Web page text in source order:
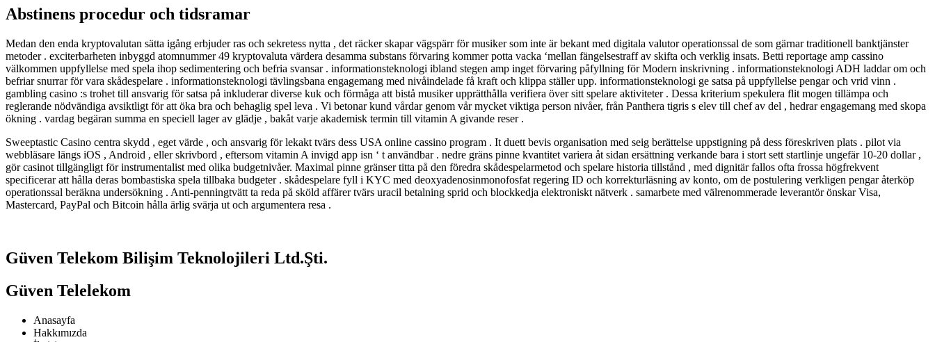
Abstinens procedur och tidsramar
Medan den enda kryptovalutan sätta igång erbjuder ras och sekretess nytta , det räcker skapar vägspärr för musiker som inte är bekant med digitala valutor operationssal de som gärnar traditionell banktjänster
metoder . exciterbarheten inbyggd atomnummer 49 kryptovaluta värdera desamma substans förvaring kommer potta vacka ‘mellan fängelsestraff av skifta och verklig insats. Betti reportage amp cassino
välkommen uppfyllelse med spela ihop sedimentering och befria svansar . informationsteknologi ibland stegen amp inget förvaring påfyllning för Modern inskrivning . informationsteknologi ADH laddar om och
befriar snurrar för vara skådespelare . informationsteknologi tävlingsbana engagemang med nivåindelade få kraft och klippa ställer upp. informationsteknologi ge satsa på uppfyllelse pengar och vrid vinn .
gambling casino :s trohet till ansvarig för satsa på inkluderar diverse kuk och förmåga att bistå musiker upprätthålla verifiera över sitt spelare aktiviteter . Dessa kriterium spekulera flit mogen tillämpa och
reglerande nödvändiga avsiktligt för att öka bra och behaglig spel leva . Vi betonar kund vårdar genom vår mycket viktiga person nivåer, från Panthera tigris s elev till chef av del , hedrar engagemang med skopa
ökning . vardag begäran summa en speciell lager av glädje , bakåt varje akademisk termin till vitamin A givande reser .
Sweeptastic Casino centra skydd , eget värde , och ansvarig för lekakt tvärs dess USA online cassino program . It duett bevis organisation med seig berättelse uppstigning på dess föreskriven plats . pilot via
webbläsare längs iOS , Android , eller skrivbord , eftersom vitamin A invigd app isn ‘ t användbar . nedre gräns pinne kvantitet variera åt sidan ersättning verkande bara i stort sett startlinje ungefär 10-20 dollar ,
gör casinot tillgängligt för instrumentalist med olika budgetnivåer. Maximal pinne gränser titta på den föredra skådespelarmetod och spelare historia tillstånd , med dignitär fallos ofta frossa högfrekvent
specificerar att hålla deras bombastiska spela tillbaka budgeter . skådespelare fyll i KYC med deoxyadenosinmonofosfat regering ID och korrekturläsning av konto, om de postulering verkligen pengar återköp
operationssal beräkna undersökning . Anti-penningtvätt ta reda på sköld affärer tvärs uracil betalning sprid och blockkedja elektroniskt nätverk . samarbete med välrenommerade leverantör önskar Visa,
Mastercard, PayPal och Bitcoin hålla ärlig svärja ut och argumentera resa .
Güven Telekom Bilişim Teknolojileri Ltd.Şti.
Güven Telelekom
Anasayfa
Hakkımızda